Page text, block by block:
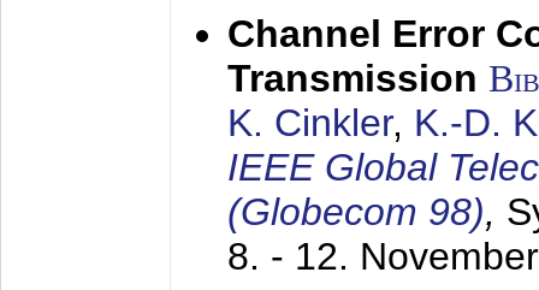
Channel Error
Transmission
K. Cinkler, K.-D.
IEEE Global
(Globecom 98),
8. - 12.